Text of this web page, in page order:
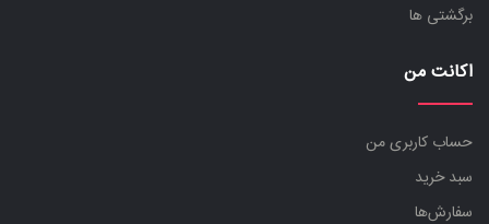
برگشتی ها
اکانت من
حساب کاربری من
سبد خرید
سفارش‌ها